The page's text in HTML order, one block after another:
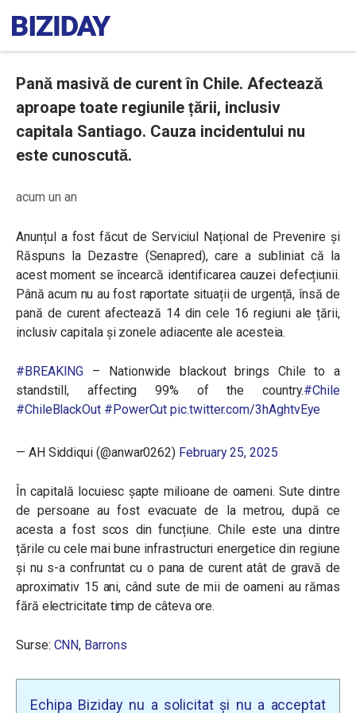
Pană masivă de curent în Chile. Afectează
aproape toate regiunile țării, inclusiv
capitala Santiago. Cauza incidentului nu
este cunoscută.
acum un an
Anunțul a fost făcut de Serviciul Național de Prevenire și
Răspuns la Dezastre (Senapred), care a subliniat că la
acest moment se încearcă identificarea cauzei defecțiunii.
Până acum nu au fost raportate situații de urgență, însă de
pană de curent afectează 14 din cele 16 regiuni ale țării,
inclusiv capitala și zonele adiacente ale acesteia.
#BREAKING – Nationwide blackout brings Chile to a
standstill, affecting 99% of the country.#Chile
#ChileBlackOut #PowerCut pic.twitter.com/3hAghtvEye
— AH Siddiqui (@anwar0262) February 25, 2025
În capitală locuiesc șapte milioane de oameni. Sute dintre
de persoane au fost evacuate de la metrou, după ce
acesta a fost scos din funcțiune. Chile este una dintre
țările cu cele mai bune infrastructuri energetice din regiune
și nu s-a confruntat cu o pana de curent atât de gravă de
aproximativ 15 ani, când sute de mii de oameni au rămas
fără electricitate timp de câteva ore.
Surse: CNN, Barrons
Echipa Biziday nu a solicitat și nu a acceptat